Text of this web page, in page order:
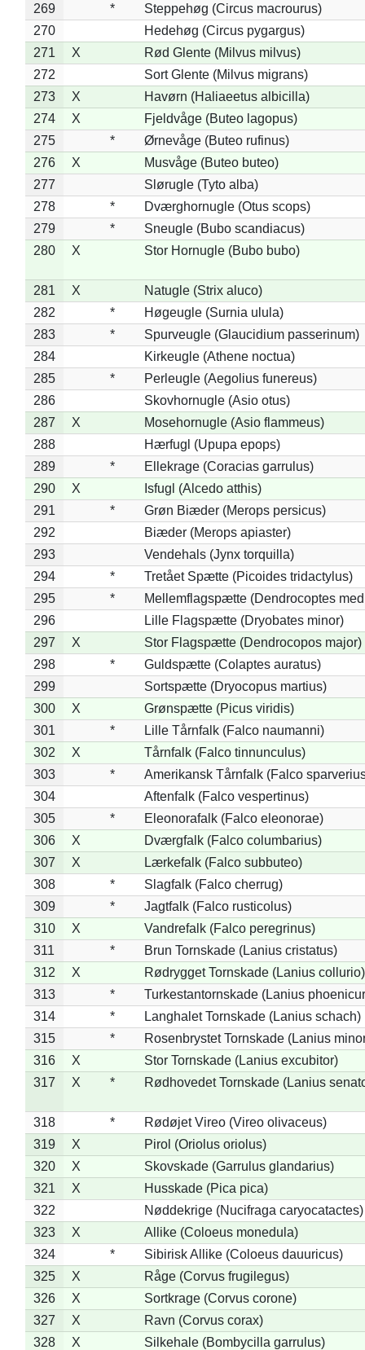
269
*
Steppehøg (Circus macrourus)
270
Hedehøg (Circus pygargus)
271
X
Rød Glente (Milvus milvus)
272
Sort Glente (Milvus migrans)
273
X
Havørn (Haliaeetus albicilla)
274
X
Fjeldvåge (Buteo lagopus)
275
*
Ørnevåge (Buteo rufinus)
276
X
Musvåge (Buteo buteo)
277
Slørugle (Tyto alba)
278
*
Dværghornugle (Otus scops)
279
*
Sneugle (Bubo scandiacus)
280
X Stor Hornugle (Bubo bubo)
281 X
Natugle (Strix aluco)
282
*
Høgeugle (Surnia ulula)
283
*
Spurveugle (Glaucidium passerinum)
284
Kirkeugle (Athene noctua)
285
*
Perleugle (Aegolius funereus)
286
Skovhornugle (Asio otus)
287
X
Mosehornugle (Asio flammeus)
288
Hærfugl (Upupa epops)
289
*
Ellekrage (Coracias garrulus)
290
X
Isfugl (Alcedo atthis)
291
*
Grøn Biæder (Merops persicus)
292
Biæder (Merops apiaster)
293
Vendehals (Jynx torquilla)
294
*
Tretået Spætte (Picoides tridactylus)
295
*
Mellemflagspætte (Dendrocoptes
296
Lille Flagspætte (Dryobates minor)
297
X
Stor Flagspætte (Dendrocopos major)
298
*
Guldspætte (Colaptes auratus)
299
Sortspætte (Dryocopus martius)
300
X
Grønspætte (Picus viridis)
301
*
Lille Tårnfalk (Falco naumanni)
302
X
Tårnfalk (Falco tinnunculus)
303
*
Amerikansk Tårnfalk (Falco
304
Aftenfalk (Falco vespertinus)
305
*
Eleonorafalk (Falco eleonorae)
306
X
Dværgfalk (Falco columbarius)
307
X
Lærkefalk (Falco subbuteo)
308
*
Slagfalk (Falco cherrug)
309
*
Jagtfalk (Falco rusticolus)
310
X
Vandrefalk (Falco peregrinus)
311
*
Brun Tornskade (Lanius cristatus)
312
X
Rødrygget Tornskade (Lanius collurio)
313
*
Turkestantornskade (Lanius
314
*
Langhalet Tornskade (Lanius schach)
315
*
Rosenbrystet Tornskade (Lanius
316
X
Stor Tornskade (Lanius excubitor)
317
X * Rødhovedet Tornskade (Lanius
318 *
Rødøjet Vireo (Vireo olivaceus)
319
X
Pirol (Oriolus oriolus)
320
X
Skovskade (Garrulus glandarius)
321
X
Husskade (Pica pica)
322
Nøddekrige (Nucifraga caryocatactes)
323
X
Allike (Coloeus monedula)
324
*
Sibirisk Allike (Coloeus dauuricus)
325
X
Råge (Corvus frugilegus)
326
X
Sortkrage (Corvus corone)
327
X
Ravn (Corvus corax)
328
X
Silkehale (Bombycilla garrulus)